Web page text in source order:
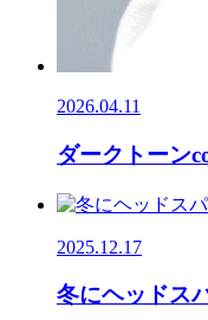
2026.04.11
ダークトーン
2025.12.17
冬にヘッドス